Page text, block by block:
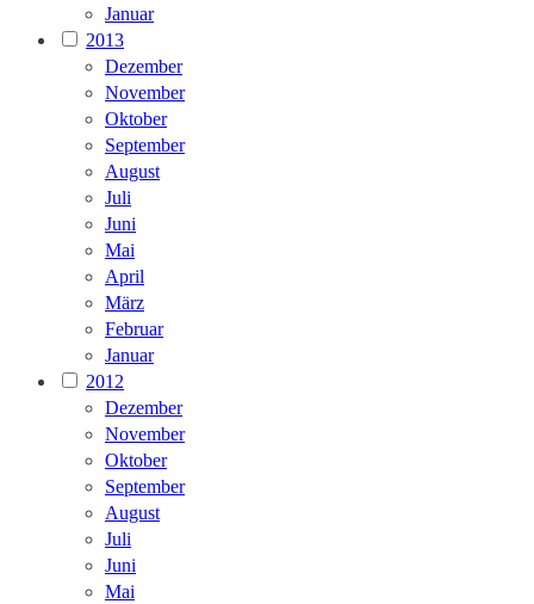
Januar
2013
Dezember
November
Oktober
September
August
Juli
Juni
Mai
April
März
Februar
Januar
2012
Dezember
November
Oktober
September
August
Juli
Juni
Mai